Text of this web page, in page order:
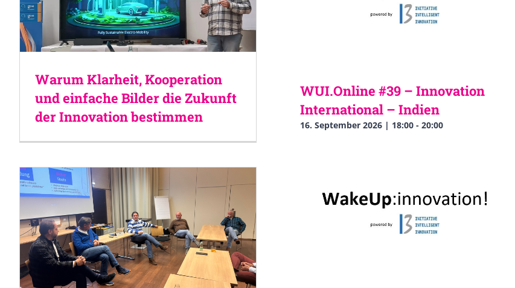
Warum Klarheit, Kooperation
und einfache Bilder die Zukunft
der Innovation bestimmen
WUI.Online #39 – Innovation
International – Indien
16. September 2026 | 18:00- 20:00